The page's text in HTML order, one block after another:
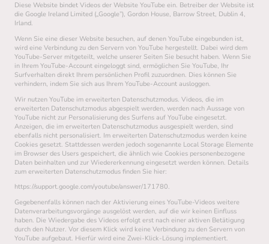
Diese Website bindet Videos der Website YouTube ein. Betreiber der Website ist
die Google Ireland Limited („Google”), Gordon House, Barrow Street, Dublin 4,
Irland.
Wenn Sie eine dieser Website besuchen, auf denen YouTube eingebunden ist,
wird eine Verbindung zu den Servern von YouTube hergestellt. Dabei wird dem
YouTube-Server mitgeteilt, welche unserer Seiten Sie besucht haben. Wenn Sie
in Ihrem YouTube-Account eingeloggt sind, ermöglichen Sie YouTube, Ihr
Surfverhalten direkt Ihrem persönlichen Profil zuzuordnen. Dies können Sie
verhindern, indem Sie sich aus Ihrem YouTube-Account ausloggen.
Wir nutzen YouTube im erweiterten Datenschutzmodus. Videos, die im
erweiterten Datenschutzmodus abgespielt werden, werden nach Aussage von
YouTube nicht zur Personalisierung des Surfens auf YouTube eingesetzt.
Anzeigen, die im erweiterten Datenschutzmodus ausgespielt werden, sind
ebenfalls nicht personalisiert. Im erweiterten Datenschutzmodus werden keine
Cookies gesetzt. Stattdessen werden jedoch sogenannte Local Storage Elemente
im Browser des Users gespeichert, die ähnlich wie Cookies personenbezogene
Daten beinhalten und zur Wiedererkennung eingesetzt werden können. Details
zum erweiterten Datenschutzmodus finden Sie hier:
https://support.google.com/youtube/answer/171780.
Gegebenenfalls können nach der Aktivierung eines YouTube-Videos weitere
Datenverarbeitungsvorgänge ausgelöst werden, auf die wir keinen Einfluss
haben. Die Wiedergabe des Videos erfolgt erst nach einer aktiven Betätigung
durch den Nutzer. Vor diesem Klick wird keine Verbindung zu den Servern von
YouTube aufgebaut. Hierfür wird eine Zwei-Klick-Lösung implementiert.